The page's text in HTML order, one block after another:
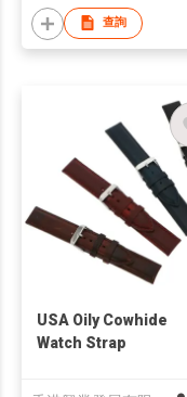
查詢
USA Oily Cowhide
Watch Strap